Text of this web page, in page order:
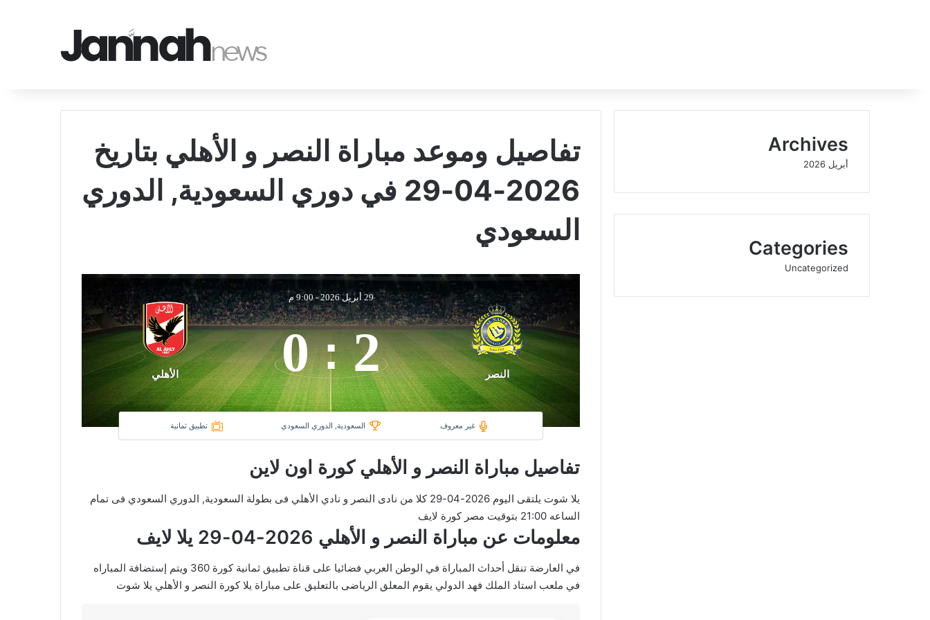
تفاصيل وموعد مباراة النصر و الأهلي بتاريخ
2026-04-29 في دوري السعودية, الدوري
السعودي
النصر
29 أبريل 2026 -9:00 م
2
:
0 الأهلي
غير معروف السعودية, الدوري السعودي تطبيق ثمانية
تفاصيل مباراة النصر و الأهلي كورة اون لاين
يلا شوت يلتقى اليوم 2026-04-29 كلا من نادى النصر و نادي الأهلي فى بطولة السعودية, الدوري السعودي فى تمام
الساعه 21:00 بتوقيت مصر كورة لايف
معلومات عن مباراة النصر و الأهلي 2026-04-29 يلا لايف
في العارضة تنقل أحداث المباراة في الوطن العربي فضائيا على قناة تطبيق ثمانية كورة 360 ويتم إستضافة المباراه
في ملعب استاد الملك فهد الدولي يقوم المعلق الرياضى بالتعليق على مباراة يلا كورة النصر و الأهلي يلا شوت
Archives
أبريل 2026
Categories
Uncategorized